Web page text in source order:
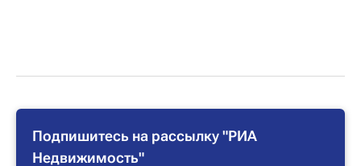
Подпишитесь на рассылку "РИА
Недвижимость"